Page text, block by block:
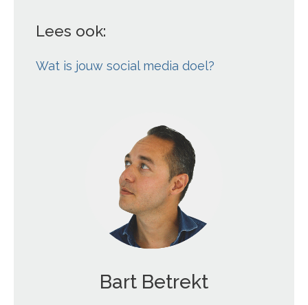
Lees ook:
Wat is jouw social media doel?
Bart Betrekt